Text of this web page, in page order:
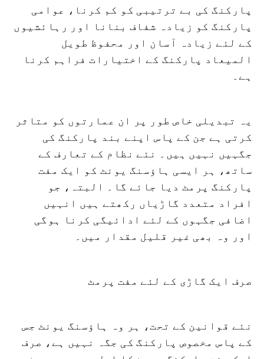
پارکنگ کی بے ترتیبی کو کم کرنا، عوامی
پارکنگ کو زیادہ شفاف بنانا اور رہائشیوں
کے لئے زیادہ آسان اور محفوظ طویل
المیعاد پارکنگ کے اختیارات فراہم کرنا
ہے۔
یہ تبدیلی خاص طور پر ان عمارتوں کو متاثر
کرتی ہے جن کے پاس اپنے بند پارکنگ کی
جگہیں نہیں ہیں۔ نئے نظام کے تعارف کے
ساتھ، ہر ایسی ہاؤسنگ یونٹ کو ایک مفت
پارکنگ پرمٹ دیا جائے گا۔ البتہ، جو
افراد متعدد گاڑیاں رکھتے ہیں انہیں
اضافی جگہوں کے لئے ادائیگی کرنا ہوگی
اور وہ بھی غیر قلیل مقدار میں۔
صرف ایک گاڑی کے لئے مفت پرمٹ
نئے قوانین کے تحت، ہر وہ ہاؤسنگ یونٹ جس
کے پاس مخصوص پارکنگ کی جگہ نہیں ہے، صرف